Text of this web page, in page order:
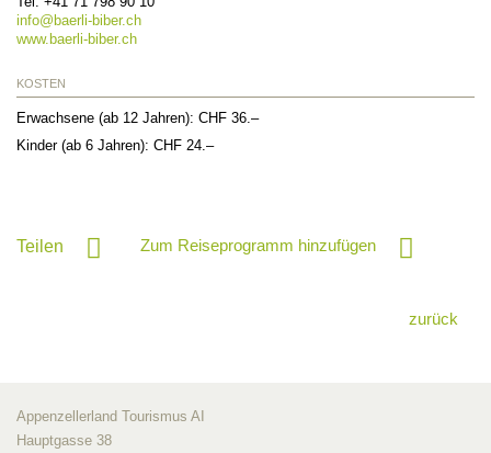
info@ baerli-biber.ch
www.baerli-biber.ch
KOSTEN
Erwachsene (ab 12 Jahren): CHF 36.–
Kinder (ab 6 Jahren): CHF 24.–
Teilen Zum Reiseprogramm hinzufügen
zurück
Appenzellerland Tourismus AI
Hauptgasse 38